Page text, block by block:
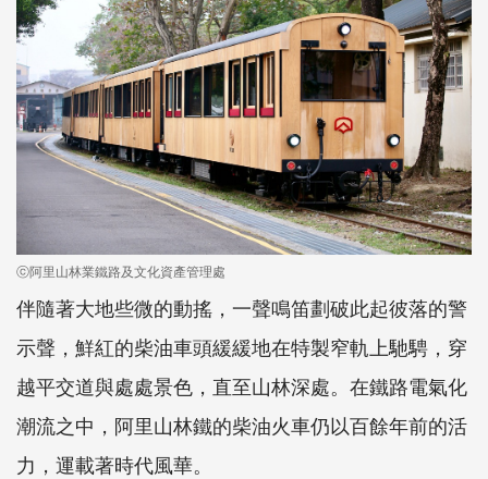
ⓒ阿里山林業鐵路及文化資產管理處
伴隨著大地些微的動搖，一聲鳴笛劃破此起彼落的警
示聲，鮮紅的柴油車頭緩緩地在特製窄軌上馳騁，穿
越平交道與處處景色，直至山林深處。在鐵路電氣化
潮流之中，阿里山林鐵的柴油火車仍以百餘年前的活
力，運載著時代風華。